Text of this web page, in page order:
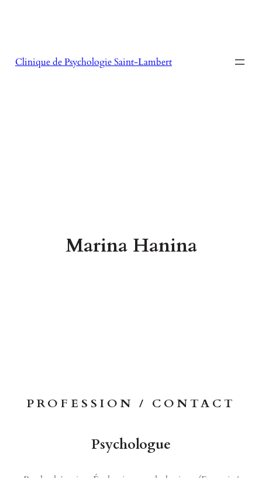
Clinique de Psychologie Saint-Lambert
Marina Hanina
PROFESSION / CONTACT
Psychologue